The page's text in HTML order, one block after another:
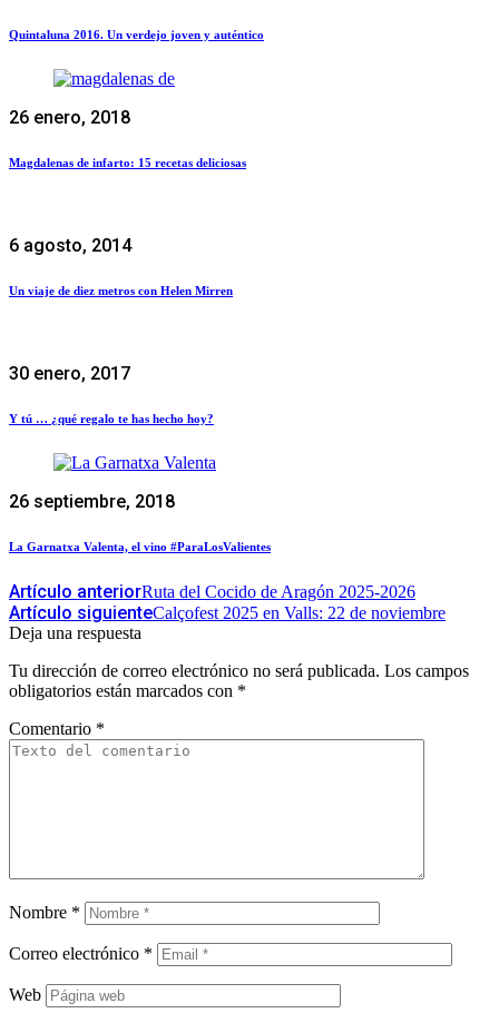
Quintaluna 2016. Un verdejo joven y auténtico
26 enero, 2018
Magdalenas de infarto: 15 recetas deliciosas
6 agosto, 2014
Un viaje de diez metros con Helen Mirren
30 enero, 2017
Y tú … ¿qué regalo te has hecho hoy?
26 septiembre, 2018
La Garnatxa Valenta, el vino #ParaLosValientes
Artículo anteriorRuta del Cocido de Aragón 2025-2026
Artículo siguienteCalçofest 2025 en Valls: 22 de noviembre
Deja una respuesta
Tu dirección de correo electrónico no será publicada. Los campos
obligatorios están marcados con *
Comentario *
Nombre *
Correo electrónico *
Web